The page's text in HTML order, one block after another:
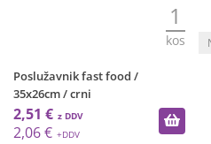
1
kos
Poslužavnik fast food /
35x26cm / crni
2,51 €
2,06 €